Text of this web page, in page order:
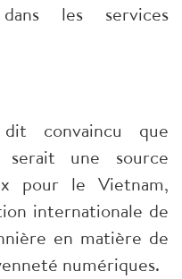
les services
convaincu que
serait une source
pour le Vietnam,
internationale de
en matière de
numériques.